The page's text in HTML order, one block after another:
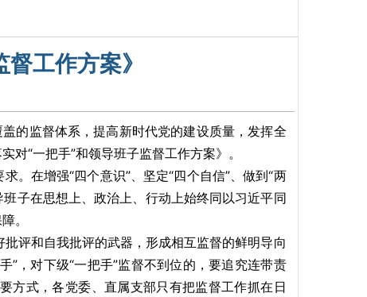
[ 2026-7-9 ]
孙文凯率检查组
[ 2026-7-2 ]
[ 2026-6-26 ]孙文凯带队赴宏
[ 2026-6-25 ]孙文凯率队到银
[ 2026-6-9 ] 孙文凯到普阳矿业
[ 2026-6-5 ]张书瑞到普阳矿业
[ 2026-6-4 ]新疆维吾尔自治区
工作方案》
的监督体系，提高新时代党的建设质量，发挥全
“一把手”和领导班子监督工作方案》。
。在增强“四个意识”、坚定“四个自信”、做到“两
子在思想上、政治上、行动上始终同以习近平同
。
评和自我批评的武器，形成相互监督的鲜明导向
”，对下级“一把手”监督不到位的，要追究连带责
方式，各党委、直属支部只有把监督工作抓在日